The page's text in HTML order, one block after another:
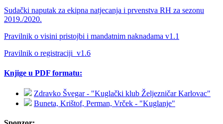
Sudački naputak za ekipna natjecanja i prvenstva RH za sezonu
2019./2020.
Pravilnik o visini pristojbi i mandatnim naknadama v1.1
Pravilnik o registraciji_v1.6
Knjige u PDF formatu:
Zdravko Švegar - "Kuglački klub Željezničar Karlovac"
Buneta, Krištof, Perman, Vrček - "Kuglanje"